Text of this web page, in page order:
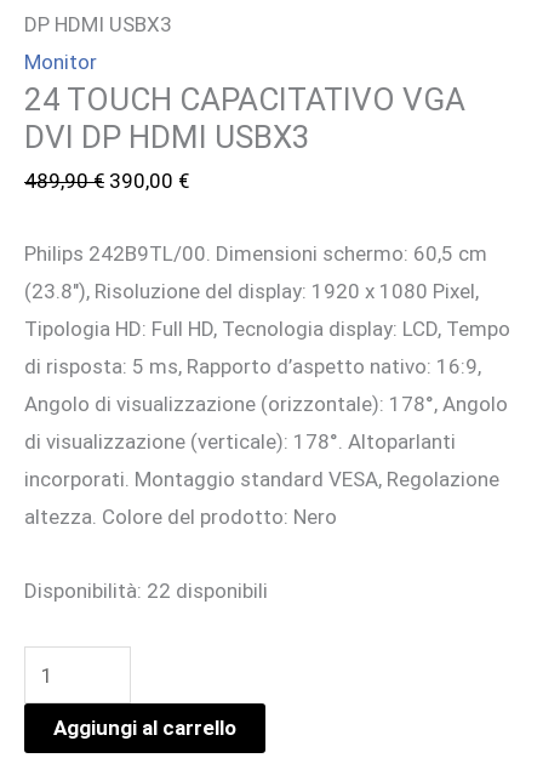
DP HDMI USBX3
Monitor
24 TOUCH CAPACITATIVO VGA
DVI DP HDMI USBX3
489,90€ Il
originale
era:
489,90 €.
390,00 €Il
attuale
è:
390,00 €.
Philips 242B9TL/00. Dimensioni schermo: 60,5 cm
(23.8″), Risoluzione del display: 1920 x 1080 Pixel,
Tipologia HD: Full HD, Tecnologia display: LCD, Tempo
di risposta: 5 ms, Rapporto d’aspetto nativo: 16:9,
Angolo di visualizzazione (orizzontale): 178°, Angolo
di visualizzazione (verticale): 178°. Altoparlanti
incorporati. Montaggio standard VESA, Regolazione
altezza. Colore del prodotto: Nero
Disponibilità: 22 disponibili
24
TOUCH
CAPACITATIVO
Aggiungi al carrello